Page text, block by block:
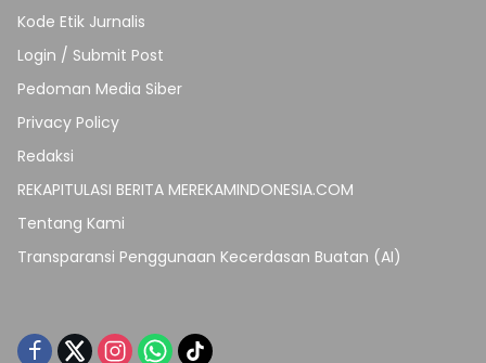
Kode Etik Jurnalis
Login / Submit Post
Pedoman Media Siber
Privacy Policy
Redaksi
REKAPITULASI BERITA MEREKAMINDONESIA.COM
Tentang Kami
Transparansi Penggunaan Kecerdasan Buatan (AI)